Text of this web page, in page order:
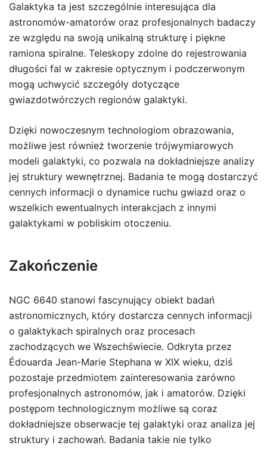
Galaktyka ta jest szczególnie interesująca dla
astronomów-amatorów oraz profesjonalnych badaczy
ze względu na swoją unikalną strukturę i piękne
ramiona spiralne. Teleskopy zdolne do rejestrowania
długości fal w zakresie optycznym i podczerwonym
mogą uchwycić szczegóły dotyczące
gwiazdotwórczych regionów galaktyki.
Dzięki nowoczesnym technologiom obrazowania,
możliwe jest również tworzenie trójwymiarowych
modeli galaktyki, co pozwala na dokładniejsze analizy
jej struktury wewnętrznej. Badania te mogą dostarczyć
cennych informacji o dynamice ruchu gwiazd oraz o
wszelkich ewentualnych interakcjach z innymi
galaktykami w pobliskim otoczeniu.
Zakończenie
NGC 6640 stanowi fascynujący obiekt badań
astronomicznych, który dostarcza cennych informacji
o galaktykach spiralnych oraz procesach
zachodzących we Wszechświecie. Odkryta przez
Édouarda Jean-Marie Stephana w XIX wieku, dziś
pozostaje przedmiotem zainteresowania zarówno
profesjonalnych astronomów, jak i amatorów. Dzięki
postępom technologicznym możliwe są coraz
dokładniejsze obserwacje tej galaktyki oraz analiza jej
struktury i zachowań. Badania takie nie tylko